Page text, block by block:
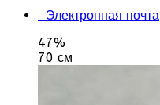
Электронная почта
47%
70 см